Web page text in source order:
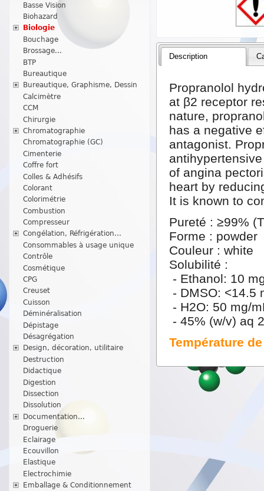
Basse Vision
Biohazard
Biologie
Bouchage
Brossage...
BTP
Bureautique
Bureautique, Graphisme, Dessin
Calcimètre
CCM
Chirurgie
Chromatographie
Chromatographie (GC)
Cimenterie
Coffre fort
Colles & Adhésifs
Colorant
Colorimétrie
Combustion
Compresseur
Congélation, Réfrigération...
Consommables à usage unique
Contrôle
Cosmétique
CPG
Creuset
Cuisson
Déminéralisation
Dépistage
Désagrégation
Design, décoration, utilitaire
Destruction
Didactique
Digestion
Dissection
Dissolution
Documentation...
Droguerie
Eclairage
Ecouvillon
Elastique
Electrochimie
Emballage & Conditionnement
Description
Propranolol
at β2 receptor
nature,
has a negative
antagonist.
of angina
heart by
It is known to
Pureté : ≥99%
Forme : powder
Couleur : white
Solubilité :
- Ethanol: 10
- DMSO: <14.5
- H2O: 50 mg/
- 45% (w/v) aq
Température